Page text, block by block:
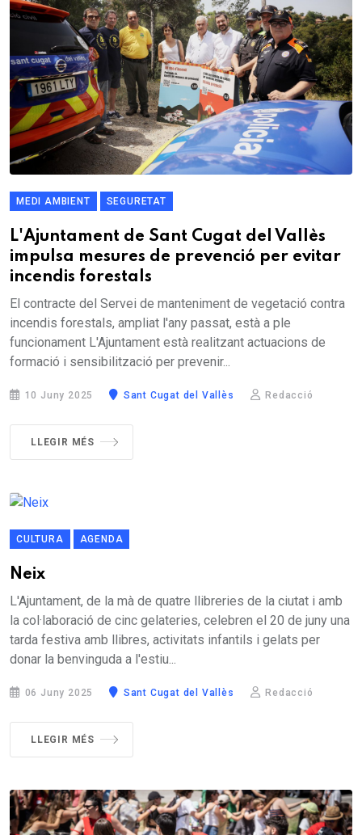
MEDI AMBIENT SEGURETAT
L'Ajuntament de Sant Cugat del Vallès
impulsa mesures de prevenció per evitar
incendis forestals
El contracte del Servei de manteniment de vegetació contra
incendis forestals, ampliat l'any passat, està a ple
funcionament L'Ajuntament està realitzant actuacions de
formació i sensibilització per prevenir...
10 Juny 2025 Sant Cugat del Vallès Redacció
LLEGIR MÉS
CULTURA AGENDA
Neix
L'Ajuntament, de la mà de quatre llibreries de la ciutat i amb
la col·laboració de cinc gelateries, celebren el 20 de juny una
tarda festiva amb llibres, activitats infantils i gelats per
donar la benvinguda a l'estiu...
06 Juny 2025 Sant Cugat del Vallès Redacció
LLEGIR MÉS